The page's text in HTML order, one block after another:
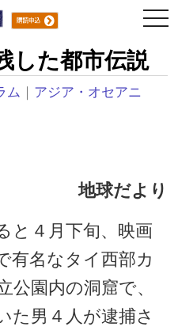
した都市伝説
ム ｜ アジア・オセアニ
地球だより
と４月下旬、映画
有名なタイ西部カ
公園内の洞窟で、
た男４人が逮捕さ